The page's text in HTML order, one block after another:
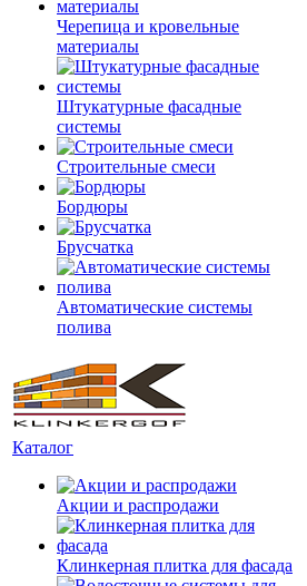
Черепица и кровельные
материалы
Штукатурные фасадные
системы
Строительные смеси
Бордюры
Брусчатка
Автоматические системы
полива
Каталог
Акции и распродажи
Клинкерная плитка для фасада